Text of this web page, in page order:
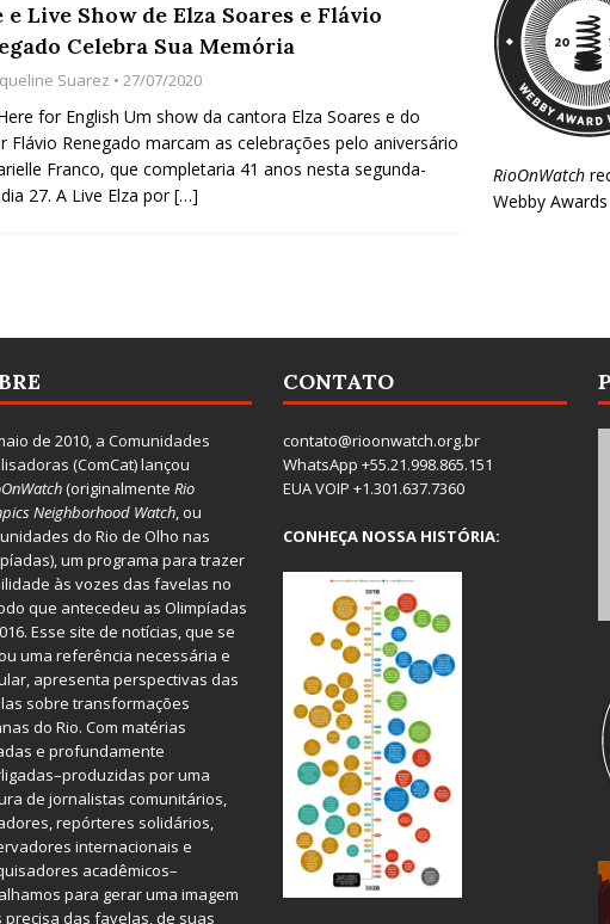
e Live Show de Elza Soares e Flávio
Celebra Sua Memória
Suarez • 27/07/2020
for English Um show da cantora Elza Soares e do
Flávio Renegado marcam as celebrações pelo aniversário
Franco, que completaria 41 anos nesta segunda-
27. A Live Elza por[…]
RioOnWatch
Webby
de 2010, a Comunidades
(ComCat) lançou
(originalmente Rio
Neighborhood Watch, ou
do Rio de Olho nas
um programa para trazer
às vozes das favelas no
que antecedeu as Olimpíadas
Esse site de notícias, que se
uma referência necessária e
apresenta perspectivas das
sobre transformações
do Rio. Com matérias
e profundamente
por uma
de jornalistas comunitários,
repórteres solidários,
internacionais e
acadêmicos–
para gerar uma imagem
precisa das favelas, de suas
CONTATO
contato@rioonwatch.org.br
WhatsApp +55.21.998.865.151
EUA VOIP +1.301.637.7360
CONHEÇA NOSSA HISTÓRIA: